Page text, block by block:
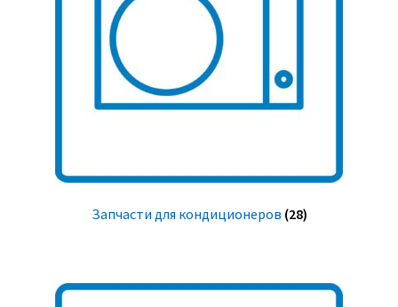
Запчасти для кондиционеров (28)